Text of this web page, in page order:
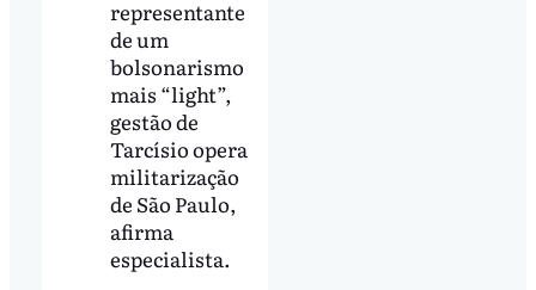
representante
de um
bolsonarismo
mais “light”,
gestão de
Tarcísio opera
militarização
de São Paulo,
afirma
especialista.